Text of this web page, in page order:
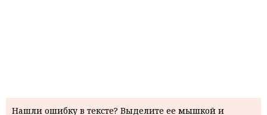
Нашли ошибку в тексте? Выделите ее мышкой и